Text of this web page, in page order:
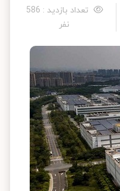
تعداد بازدید : 586
نفر